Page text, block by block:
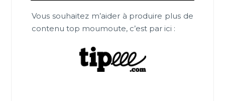
Vous souhaitez m’aider à produire plus de
contenu top moumoute, c’est par ici :